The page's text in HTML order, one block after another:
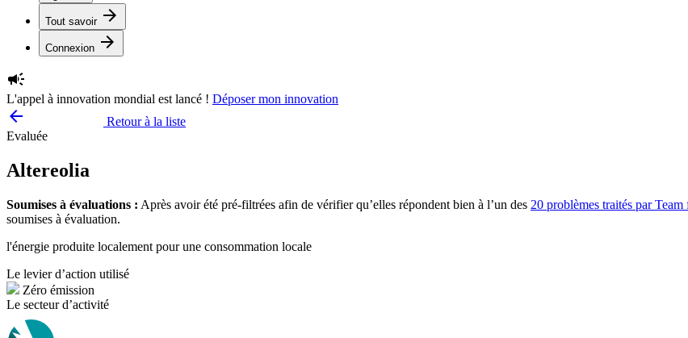
Tout savoir arrow_forward
Connexion arrow_forward
campaign
L'appel à innovation mondial est lancé ! Déposer mon innovation
arrow_backward
Retour à la liste
Evaluée
Altereolia
Soumises à évaluations : Après avoir été pré-filtrées afin de vérifier qu’elles répondent bien à l’un des 20 problèmes traités par Team
soumises à évaluation.
l'énergie produite localement pour une consommation locale
Le levier d’action utilisé
Zéro émission
Le secteur d’activité